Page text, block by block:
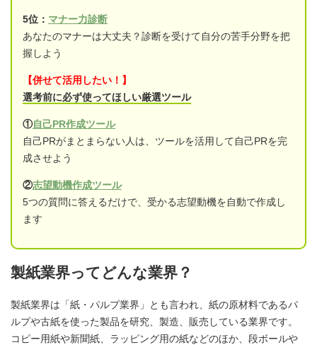
5位： マナー力診断
あなたのマナーは大丈夫？診断を受けて自分の苦手分野を把
握しよう
【併せて活用したい！】
選考前に必ず使ってほしい厳選ツール
①自己PR作成ツール
自己PRがまとまらない人は、ツールを活用して自己PRを完
成させよう
②志望動機作成ツール
5つの質問に答えるだけで、受かる志望動機を自動で作成し
ます
製紙業界ってどんな業界？
製紙業界は「紙・パルプ業界」とも言われ、紙の原材料であるパ
ルプや古紙を使った製品を研究、製造、販売している業界です。
コピー用紙や新聞紙、ラッピング用の紙などのほか、段ボールや